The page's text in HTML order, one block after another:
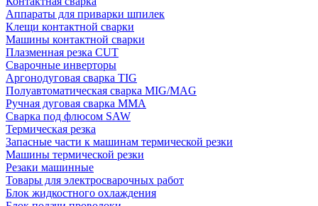
Аппараты для приварки шпилек
Клещи контактной сварки
Машины контактной сварки
Плазменная резка CUT
Сварочные инверторы
Аргонодуговая сварка TIG
Полуавтоматическая сварка MIG/MAG
Ручная дуговая сварка MMA
Сварка под флюсом SAW
Термическая резка
Запасные части к машинам термической резки
Машины термической резки
Резаки машинные
Товары для электросварочных работ
Блок жидкостного охлаждения